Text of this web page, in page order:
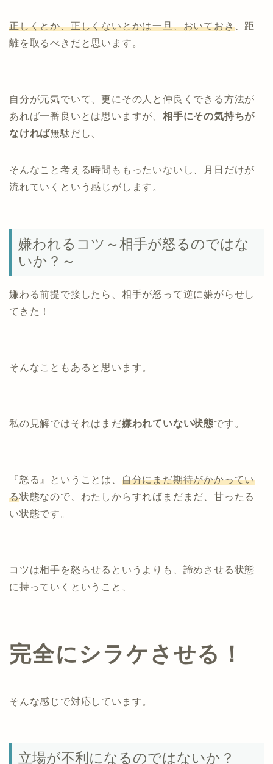
正しくとか、正しくないとかは一旦、おいておき、距
離を取るべきだと思います。
自分が元気でいて、更にその人と仲良くできる方法が
あれば一番良いとは思いますが、相手にその気持ちが
なければ無駄だし、
そんなこと考える時間ももったいないし、月日だけが
流れていくという感じがします。
嫌われるコツ～相手が怒るのではな
いか？～
嫌わる前提で接したら、相手が怒って逆に嫌がらせし
てきた！
そんなこともあると思います。
私の見解ではそれはまだ嫌われていない状態です。
『怒る』ということは、 自分にまだ期待がかかってい
る状態なので、わたしからすればまだまだ、甘ったる
い状態です。
コツは相手を怒らせるというよりも、諦めさせる状態
に持っていくということ、
完全にシラケさせる！
そんな感じで対応しています。
立場が不利になるのではないか？